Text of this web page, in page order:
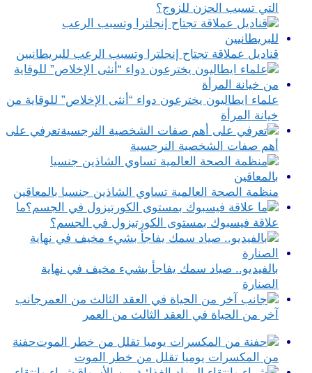
التي تسبب الحزن للزوج؟
قناديل عملاقة تجتاح إنجلترا وتسبب الرعب للبريطانيين
علماء ايطاليون يخترعون دواء “أنثى الإخلاص” للوقاية من
خيانة المرأة
تعرفي على
أهم صفات الشخصية النرجسية
منظمة الصحة العالمية تساوي الشاذين جنسيا بالمعاقين
ما
علاقة فيسبوك بمستوى الكورتيزول في الجسم؟
بالفيديو.. صياد سمك يفاجأ بشيء مخيف في نهاية
الصنارة
جانب
آخر من الحياة في العقد الثالث من العمر
حفنة
من المكسرات يوميا تقلل من خطر الموت